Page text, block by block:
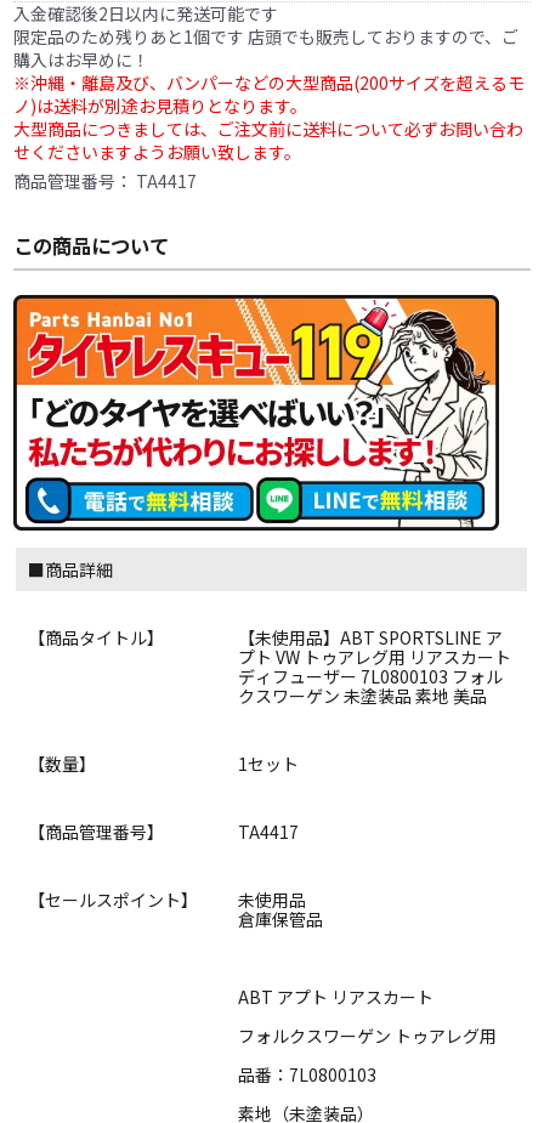
入金確認後2日以内に発送可能です
限定品のため残りあと1個です 店頭でも販売しておりますので、ご
購入はお早めに！
※沖縄・離島及び、バンパーなどの大型商品(200サイズを超えるモ
ノ)は送料が別途お見積りとなります。
大型商品につきましては、ご注文前に送料について必ずお問い合わ
せくださいますようお願い致します。
商品管理番号： TA4417
この商品について
■商品詳細
【商品タイトル】
【未使用品】ABT SPORTSLINE ア
プト VW トゥアレグ用 リアスカート
ディフューザー 7L0800103 フォル
クスワーゲン 未塗装品 素地 美品
【数量】 1セット
【商品管理番号】 TA4417
【セールスポイント】
未使用品
倉庫保管品
ABT アプト リアスカート
フォルクスワーゲン トゥアレグ用
品番：7L0800103
素地（未塗装品）